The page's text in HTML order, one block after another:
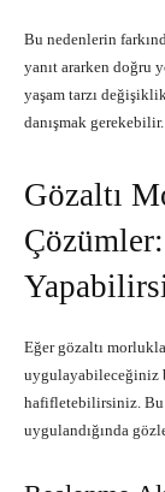
Bu nedenlerin
yanıt ararken doğru
yaşam tarzı
danışmak gerekebilir.
Gözaltı
Eğer gözaltı
uygulayabileceğiniz
hafifletebilirsiniz. Bu
uygulandığında